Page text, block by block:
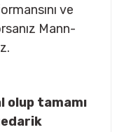
ve
Mann-
tamamı